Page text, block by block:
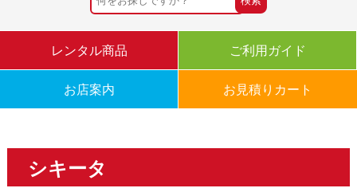
レンタル商品 ご利用ガイド
お店案内 お見積りカート
シキータ